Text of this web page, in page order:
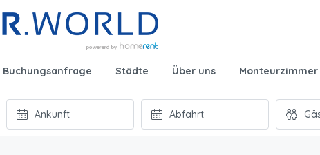
Buchungsanfrage Städte Über uns